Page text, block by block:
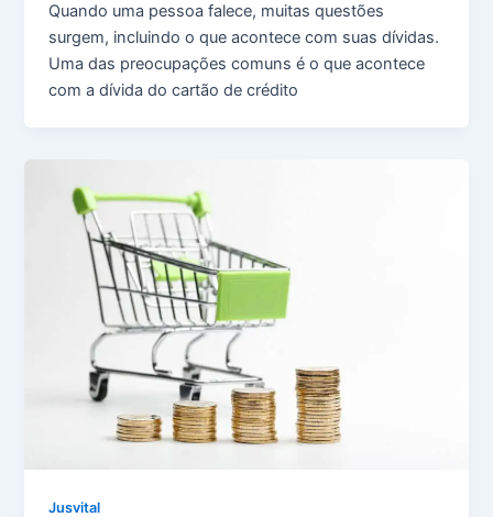
Quando uma pessoa falece, muitas questões
surgem, incluindo o que acontece com suas dívidas.
Uma das preocupações comuns é o que acontece
com a dívida do cartão de crédito
Jusvital